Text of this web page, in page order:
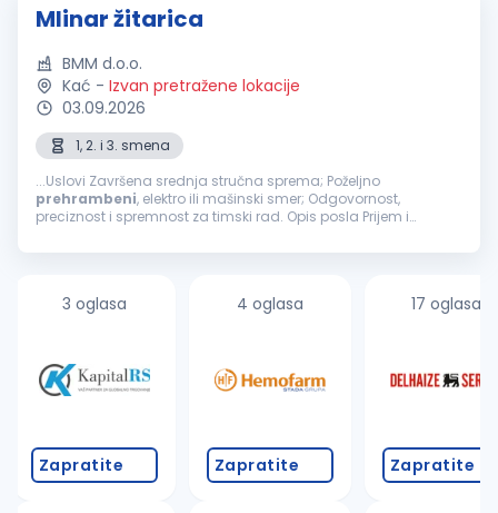
Mlinar žitarica
BMM d.o.o.
Kać - Izvan pretražene lokacije
03.09.2026
1, 2. i 3. smena
...Uslovi Završena srednja stručna sprema; Poželjno
prehrambeni, elektro ili mašinski smer; Odgovornost,
preciznost i spremnost za timski rad. Opis posla Prijem i
pšenice; Praćenje...
3 oglasa
Zapratite
4 oglasa
Zapratite
17 oglasa
Zapratite